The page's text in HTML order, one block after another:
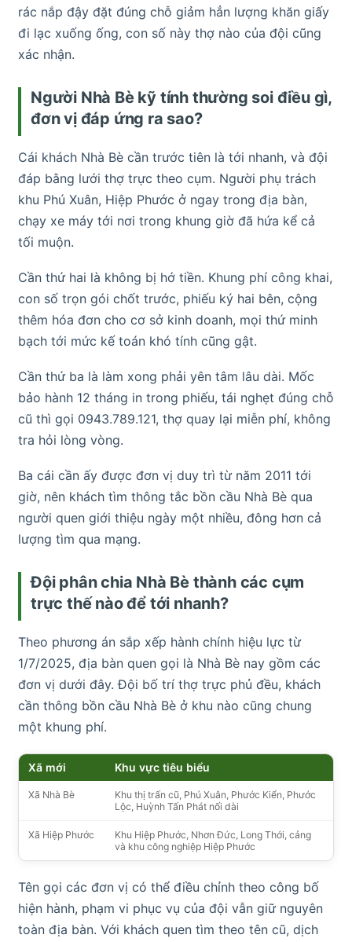
rác nắp đậy đặt đúng chỗ giảm hẳn lượng khăn giấy
đi lạc xuống ống, con số này thợ nào của đội cũng
xác nhận.
Người Nhà Bè kỹ tính thường soi điều gì,
đơn vị đáp ứng ra sao?
Cái khách Nhà Bè cần trước tiên là tới nhanh, và đội
đáp bằng lưới thợ trực theo cụm. Người phụ trách
khu Phú Xuân, Hiệp Phước ở ngay trong địa bàn,
chạy xe máy tới nơi trong khung giờ đã hứa kể cả
tối muộn.
Cần thứ hai là không bị hớ tiền. Khung phí công khai,
con số trọn gói chốt trước, phiếu ký hai bên, cộng
thêm hóa đơn cho cơ sở kinh doanh, mọi thứ minh
bạch tới mức kế toán khó tính cũng gật.
Cần thứ ba là làm xong phải yên tâm lâu dài. Mốc
bảo hành 12 tháng in trong phiếu, tái nghẹt đúng chỗ
cũ thì gọi 0943.789.121, thợ quay lại miễn phí, không
tra hỏi lòng vòng.
Ba cái cần ấy được đơn vị duy trì từ năm 2011 tới
giờ, nên khách tìm thông tắc bồn cầu Nhà Bè qua
người quen giới thiệu ngày một nhiều, đông hơn cả
lượng tìm qua mạng.
Đội phân chia Nhà Bè thành các cụm
trực thế nào để tới nhanh?
Theo phương án sắp xếp hành chính hiệu lực từ
1/7/2025, địa bàn quen gọi là Nhà Bè nay gồm các
đơn vị dưới đây. Đội bố trí thợ trực phủ đều, khách
cần thông bồn cầu Nhà Bè ở khu nào cũng chung
một khung phí.
Xã mới Khu vực tiêu biểu
Xã Nhà Bè
Khu thị trấn cũ, Phú Xuân, Phước Kiển, Phước
Lộc, Huỳnh Tấn Phát nối dài
Xã Hiệp Phước
Khu Hiệp Phước, Nhơn Đức, Long Thới, cảng
và khu công nghiệp Hiệp Phước
Tên gọi các đơn vị có thể điều chỉnh theo công bố
hiện hành, phạm vi phục vụ của đội vẫn giữ nguyên
toàn địa bàn. Với khách quen tìm theo tên cũ, dịch